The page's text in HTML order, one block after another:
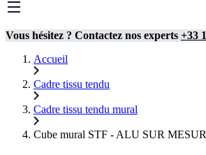
Vous hésitez ? Contactez nos experts +33
Accueil
Cadre tissu tendu
Cadre tissu tendu mural
Cube mural STF - ALU SUR